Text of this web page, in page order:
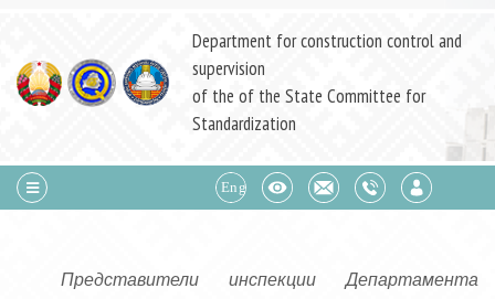
Department for construction control and
supervision
of the of the State Committee for
Standardization
Представители инспекции Департамента